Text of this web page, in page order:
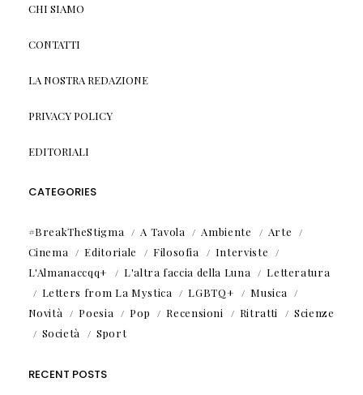
CHI SIAMO
CONTATTI
LA NOSTRA REDAZIONE
PRIVACY POLICY
EDITORIALI
CATEGORIES
#BreakTheStigma A Tavola Ambiente
Arte
Cinema
Editoriale Filosofia
Interviste
L'Almanaccqq+
L'altra faccia della Luna
Letteratura
Letters from La Mystica
LGBTQ+
Musica
Novità
Poesia Pop Recensioni Ritratti
Scienze
Società
Sport
RECENT POSTS